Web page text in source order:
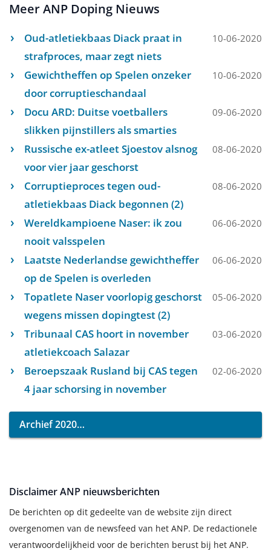
Meer ANP Doping Nieuws
Oud-atletiekbaas Diack praat in
strafproces, maar zegt niets
10-06-2020
Gewichtheffen op Spelen onzeker
door corruptieschandaal
10-06-2020
Docu ARD: Duitse voetballers
slikken pijnstillers als smarties
09-06-2020
Russische ex-atleet Sjoestov alsnog
voor vier jaar geschorst
08-06-2020
Corruptieproces tegen oud-
atletiekbaas Diack begonnen (2)
08-06-2020
Wereldkampioene Naser: ik zou
nooit valsspelen
06-06-2020
Laatste Nederlandse gewichtheffer
op de Spelen is overleden
06-06-2020
Topatlete Naser voorlopig geschorst
wegens missen dopingtest (2)
05-06-2020
Tribunaal CAS hoort in november
atletiekcoach Salazar
03-06-2020
Beroepszaak Rusland bij CAS tegen
4 jaar schorsing in november
02-06-2020
Archief 2020
Disclaimer ANP nieuwsberichten
De berichten op dit gedeelte van de website zijn direct
overgenomen van de newsfeed van het ANP. De redactionele
verantwoordelijkheid voor de berichten berust bij het ANP.